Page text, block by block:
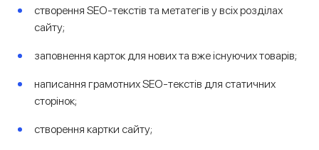
створення SEO-текстів та метатегів у всіх розділах
сайту;
заповнення карток для нових та вже існуючих товарів;
написання грамотних SEO-текстів для статичних
сторінок;
створення картки сайту;